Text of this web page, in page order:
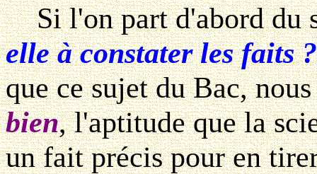
Si l'on part d'abord du
elle à constater les faits ?
que ce sujet du Bac,
bien, l'aptitude que la
un fait précis pour en